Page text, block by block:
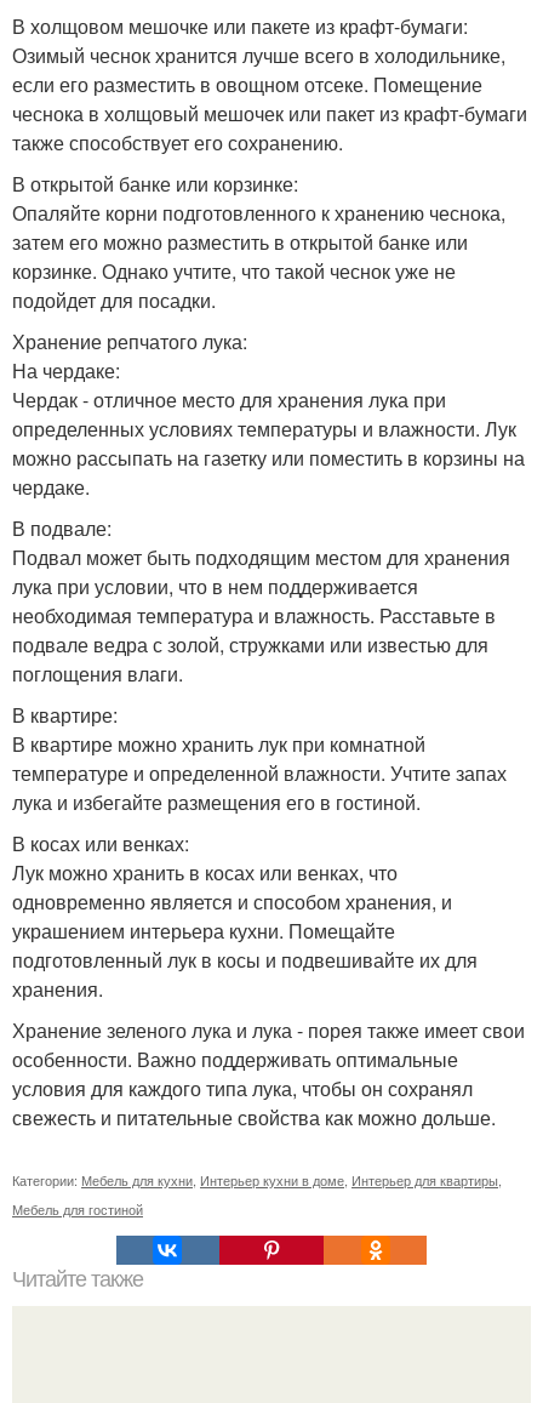
В холщовом мешочке или пакете из крафт-бумаги:
Озимый чеснок хранится лучше всего в холодильнике,
если его разместить в овощном отсеке. Помещение
чеснока в холщовый мешочек или пакет из крафт-бумаги
также способствует его сохранению.
В открытой банке или корзинке:
Опаляйте корни подготовленного к хранению чеснока,
затем его можно разместить в открытой банке или
корзинке. Однако учтите, что такой чеснок уже не
подойдет для посадки.
Хранение репчатого лука:
На чердаке:
Чердак - отличное место для хранения лука при
определенных условиях температуры и влажности. Лук
можно рассыпать на газетку или поместить в корзины на
чердаке.
В подвале:
Подвал может быть подходящим местом для хранения
лука при условии, что в нем поддерживается
необходимая температура и влажность. Расставьте в
подвале ведра с золой, стружками или известью для
поглощения влаги.
В квартире:
В квартире можно хранить лук при комнатной
температуре и определенной влажности. Учтите запах
лука и избегайте размещения его в гостиной.
В косах или венках:
Лук можно хранить в косах или венках, что
одновременно является и способом хранения, и
украшением интерьера кухни. Помещайте
подготовленный лук в косы и подвешивайте их для
хранения.
Хранение зеленого лука и лука - порея также имеет свои
особенности. Важно поддерживать оптимальные
условия для каждого типа лука, чтобы он сохранял
свежесть и питательные свойства как можно дольше.
Категории: Мебель для кухни Интерьер кухни в доме Интерьер для квартиры
Мебель для гостиной
Читайте также